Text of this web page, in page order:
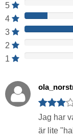
5
4
3
2
1
Jag har
är lite